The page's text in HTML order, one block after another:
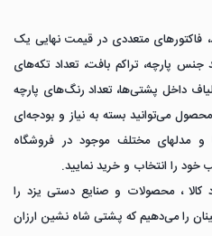
فاکتورهای متعددی در قیمت نهایی یک
پارچه، تراکم بافت، تعداد تکه‌های
داخل پشتی‌ها، تعداد رنگ‌های پارچه
می‌توانید بسته به نیاز و بودجه‌ای
و مدلهای مختلف موجود در فروشگاه
را انتخاب و خرید نمایید.
کالا ، محصولات و صنایع دستی یزد را
را می‌دهیم که پشتی شاه نشین ارزان